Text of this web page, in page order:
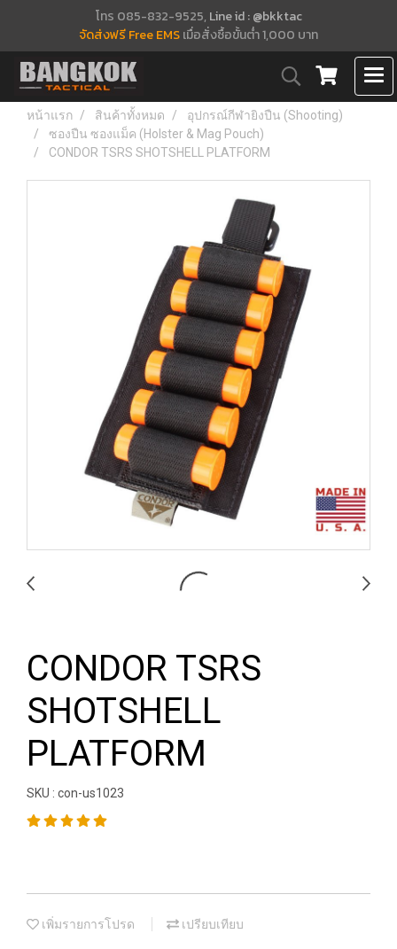
โทร 085-832-9525, Line id : @bkktac
จัดส่งฟรี Free EMSเมื่อสั่งซื้อขั้นต่ำ 1,000 บาท
หน้าแรก สินค้าทั้งหมด
อุปกรณ์กีฬายิงปืน (Shooting)
ซองปืน ซองแม็ค (Holster & Mag Pouch)
CONDOR TSRS SHOTSHELL PLATFORM
CONDOR TSRS
SHOTSHELL
PLATFORM
SKU : con-us1023
เพิ่มรายการโปรด เปรียบเทียบ